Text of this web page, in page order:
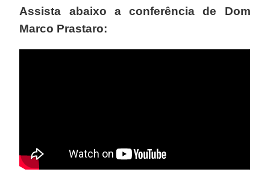
Assista abaixo a conferência de Dom
Marco Prastaro: